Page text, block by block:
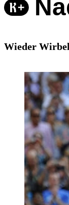
Wieder